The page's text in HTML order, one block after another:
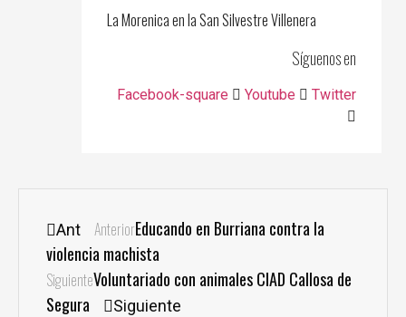
La Morenica en la San Silvestre Villenera
Síguenos en
Facebook-square Youtube Twitter
Ant AnteriorEducando en Burriana contra la
violencia machista
SiguienteVoluntariado con animales CIAD Callosa de
Segura
Siguiente